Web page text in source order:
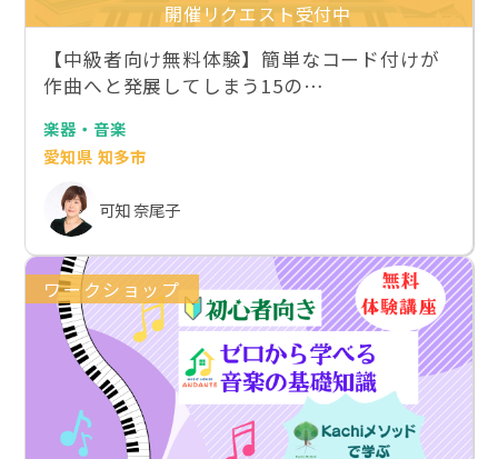
開催リクエスト受付中
【中級者向け無料体験】簡単なコード付けが
作曲へと発展してしまう15の…
楽器・音楽
愛知県 知多市
可知 奈尾子
ワークショップ